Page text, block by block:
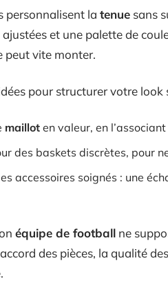
personnalisent la tenue sans
ajustées et une palette de
peut vite monter.
pour structurer votre look
maillot en valeur, en
des baskets discrètes, pour
accessoires soignés : une
équipe de football ne
des pièces, la qualité